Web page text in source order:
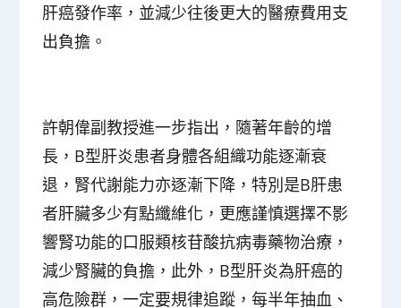
肝癌發作率，並減少往後更大的醫療費用支
出負擔。
許朝偉副教授進一步指出，隨著年齡的增
長，B型肝炎患者身體各組織功能逐漸衰
退，腎代謝能力亦逐漸下降，特別是B肝患
者肝臟多少有點纖維化，更應謹慎選擇不影
響腎功能的口服類核苷酸抗病毒藥物治療，
減少腎臟的負擔，此外，B型肝炎為肝癌的
高危險群，一定要規律追蹤，每半年抽血、